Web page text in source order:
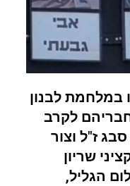
במלחמת לבנון
44 שנה שחבריהם לקרב
ז"ל וצור
שריון
הגליל,